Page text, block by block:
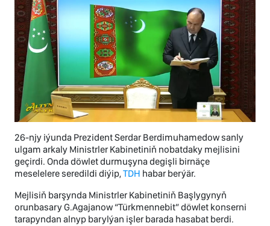
26-njy iýunda Prezident Serdar Berdimuhamedow sanly
ulgam arkaly Ministrler Kabinetiniň nobatdaky mejlisini
geçirdi. Onda döwlet durmuşyna degişli birnäçe
meselelere seredildi diýip,TDH habar berýär.
Mejlisiň barşynda Ministrler Kabinetiniň Başlygynyň
orunbasary G.Agajanow “Türkmennebit” döwlet konserni
tarapyndan alnyp barylýan işler barada hasabat berdi.